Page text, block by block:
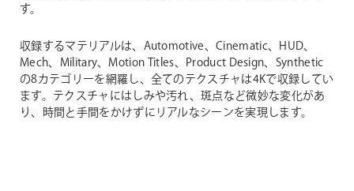
す。
収録するマテリアルは、Automotive、Cinematic、HUD、
Mech、Military、Motion Titles、Product Design、Synthetic
の8カテゴリーを網羅し、全てのテクスチャは4Kで収録してい
ます。テクスチャにはしみや汚れ、斑点など微妙な変化があ
り、時間と手間をかけずにリアルなシーンを実現します。